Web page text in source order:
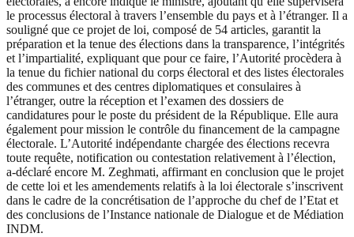
le processus électoral à travers l’ensemble du pays et à l’étranger. Il a
souligné que ce projet de loi, composé de 54 articles, garantit la
préparation et la tenue des élections dans la transparence, l’intégrités
et l’impartialité, expliquant que pour ce faire, l’Autorité procèdera à
la tenue du fichier national du corps électoral et des listes électorales
des communes et des centres diplomatiques et consulaires à
l’étranger, outre la réception et l’examen des dossiers de
candidatures pour le poste du président de la République. Elle aura
également pour mission le contrôle du financement de la campagne
électorale. L’Autorité indépendante chargée des élections recevra
toute requête, notification ou contestation relativement à l’élection,
a-déclaré encore M. Zeghmati, affirmant en conclusion que le projet
de cette loi et les amendements relatifs à la loi électorale s’inscrivent
dans le cadre de la concrétisation de l’approche du chef de l’Etat et
des conclusions de l’Instance nationale de Dialogue et de Médiation
INDM.